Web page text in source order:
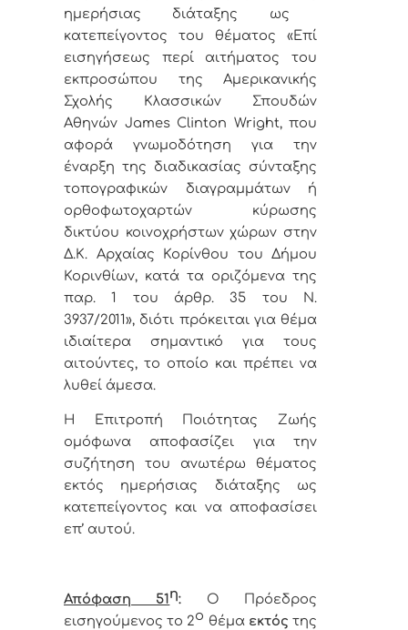
ημερήσιας διάταξης ως
κατεπείγοντος του θέματος «Επί
εισηγήσεως περί αιτήματος του
εκπροσώπου της Αμερικανικής
Σχολής Κλασσικών Σπουδών
Αθηνών James Clinton Wright, που
αφορά γνωμοδότηση για την
έναρξη της διαδικασίας σύνταξης
τοπογραφικών διαγραμμάτων ή
ορθοφωτοχαρτών κύρωσης
δικτύου κοινοχρήστων χώρων στην
Δ.Κ. Αρχαίας Κορίνθου του Δήμου
Κορινθίων, κατά τα οριζόμενα της
παρ. 1 του άρθρ. 35 του Ν.
3937/2011», διότι πρόκειται για θέμα
ιδιαίτερα σημαντικό για τους
αιτούντες, το οποίο και πρέπει να
λυθεί άμεσα.
Η Επιτροπή Ποιότητας Ζωής
ομόφωνα αποφασίζει για την
συζήτηση του ανωτέρω θέματος
εκτός ημερήσιας διάταξης ως
κατεπείγοντος και να αποφασίσει
επ’ αυτού.
Απόφαση 51 η: Ο Πρόεδρος
εισηγούμενος το 2ο θέμα εκτόςτης